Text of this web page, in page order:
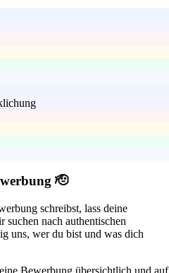
🫡
schreibst, lass deine
suchen nach authentischen
uns, wer du bist und was dich